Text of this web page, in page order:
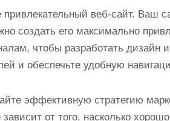
привлекательный веб-сайт. Ваш
создать его максимально
чтобы разработать дизайн
и обеспечьте удобную
эффективную стратегию
зависит от того, насколько